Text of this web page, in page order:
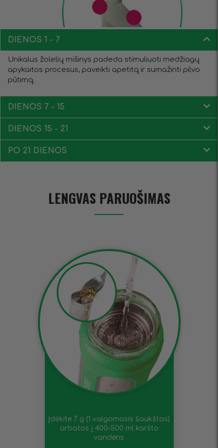
DIENOS 1 - 7
Unikalus žolelių mišinys padeda stimuliuoti medžiagų
apykaitos procesus, paveikti apetitą ir sumažinti pilvo
pūtimą.
DIENOS 7 - 15
DIENOS 15 - 21
PO 21 DIENOS
LENGVAS PARUOŠIMAS
Įdėkite 7 g (1 valgomasis šaukštas)
arbatos į 400-500 ml karšto
vandens